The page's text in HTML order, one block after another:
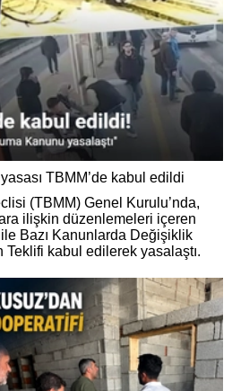
TBMM’de kabul edildi
(TBMM) Genel Kurulu’nda,
ilişkin düzenlemeleri içeren
Bazı Kanunlarda Değişiklik
Teklifi kabul edilerek yasalaştı.